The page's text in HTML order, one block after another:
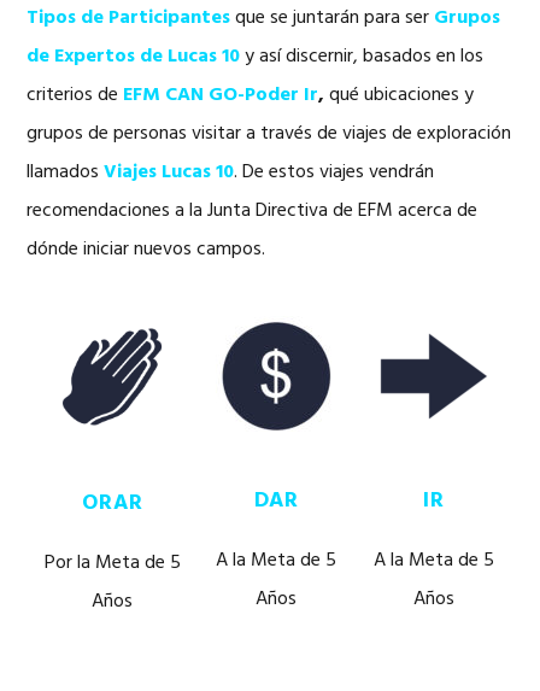
Tipos de Participantesque se juntarán para serGrupos
de Expertos de Lucas 10y así discernir, basados en los
criterios de EFM CAN GO-Poder Ir,qué ubicaciones y
grupos de personas visitar a través de viajes de exploración
llamadosViajes Lucas 10. De estos viajes vendrán
recomendaciones a la Junta Directiva de EFM acerca de
dónde iniciar nuevos campos.
ORAR
Por la Meta de 5
Años
DAR
A la Meta de 5
Años
IR
A la Meta de 5
Años